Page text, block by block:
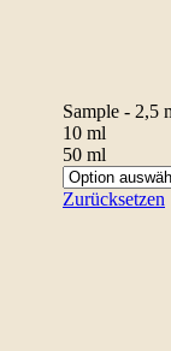
Sample - 2,5
10 ml
50 ml
Zurücksetzen